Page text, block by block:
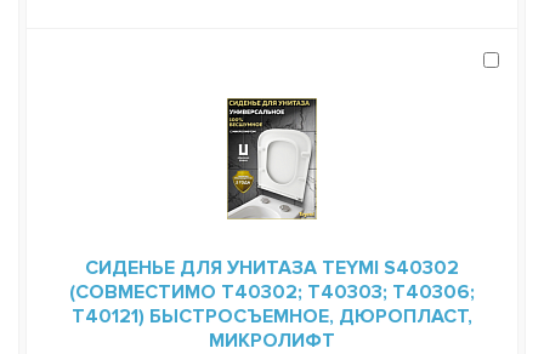
СИДЕНЬЕ ДЛЯ УНИТАЗА TEYMI S40302
(СОВМЕСТИМО T40302; T40303; T40306;
T40121) БЫСТРОСЪЕМНОЕ, ДЮРОПЛАСТ,
МИКРОЛИФТ